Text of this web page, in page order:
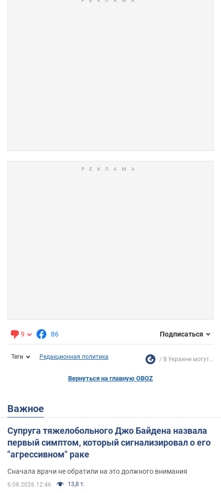
9 86 Подписаться
Теги Редакционная политика В Украине могут...
Вернуться на главную OBOZ
Важное
Супруга тяжелобольного Джо Байдена назвала
первый симптом, который сигнализировал о его
"агрессивном" раке
Сначала врачи не обратили на это должного внимания
6.08.2026 12:46 13,8 т.